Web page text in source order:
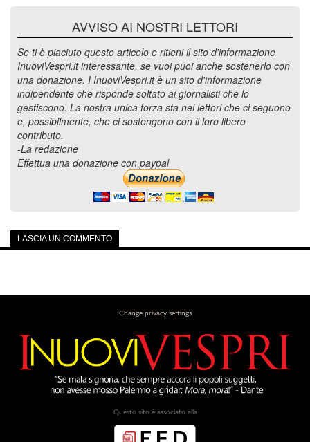
AVVISO AI NOSTRI LETTORI
Se ti è piaciuto questo articolo e ritieni il sito d'informazione
InuoviVespri.it interessante, se vuoi puoi anche sostenerlo con
una donazione. I InuoviVespri.it è un sito d'informazione
indipendente che risponde soltato ai giornalisti che lo
gestiscono. La nostra unica forza sta nei lettori che ci seguono
e, possibilmente, che ci sostengono con il loro libero
contributo.
-La redazione
Effettua una donazione con paypal
LASCIA UN COMMENTO
Change privacy settings
Questo sito è associato alla